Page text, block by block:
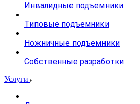
Инвалидные подъемники
Типовые подъемники
Ножничные подъемники
Собственные разработки
Услуги